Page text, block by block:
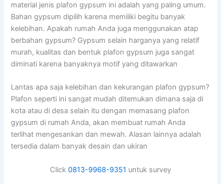
material jenis plafon gypsum ini adalah yang paling umum.
Bahan gypsum dipilih karena memiliki begitu banyak
kelebihan. Apakah rumah Anda juga menggunakan atap
berbahan gypsum? Gypsum selain harganya yang relatif
murah, kualitas dan bentuk plafon gypsum juga sangat
diminati karena banyaknya motif yang ditawarkan
Lantas apa saja kelebihan dan kekurangan plafon gypsum?
Plafon seperti ini sangat mudah ditemukan dimana saja di
kota atau di desa selain itu dengan memasang plafon
gypsum di rumah Anda, akan membuat rumah Anda
terlihat mengesankan dan mewah. Alasan lainnya adalah
tersedia dalam banyak desain dan ukiran
Click 0813-9968-9351 untuk survey